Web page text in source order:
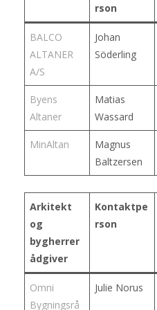
rson
BALCO
ALTANER
A/S
Johan
Söderling
Byens
Altaner
Matias
Wassard
MinAltan
Magnus
Baltzersen
Arkitekt
og
bygherrer
ådgiver
Kontaktpe
rson
Omni
Bygningsrå
Julie Norus